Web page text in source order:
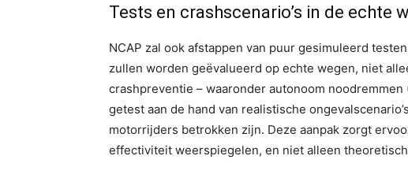
Tests en crashscenario’s in de echte
NCAP zal ook afstappen van puur gesimuleerd
zullen worden geëvalueerd op echte wegen, niet
crashpreventie – waaronder autonoom noodremmen
getest aan de hand van realistische
motorrijders betrokken zijn. Deze aanpak zorgt
effectiviteit weerspiegelen, en niet alleen